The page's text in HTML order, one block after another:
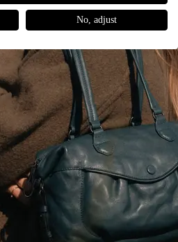
No, adjust